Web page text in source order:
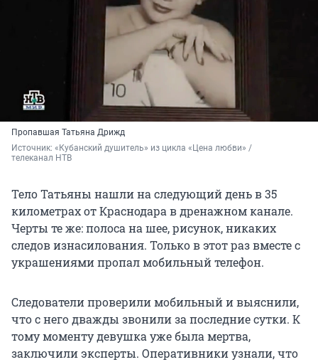
Пропавшая Татьяна Дрижд
Источник: «Кубанский душитель» из цикла «Цена любви» /
телеканал НТВ
Тело Татьяны нашли на следующий день в 35
километрах от Краснодара в дренажном канале.
Черты те же: полоса на шее, рисунок, никаких
следов изнасилования. Только в этот раз вместе с
украшениями пропал мобильный телефон.
Следователи проверили мобильный и выяснили,
что с него дважды звонили за последние сутки. К
тому моменту девушка уже была мертва,
заключили эксперты. Оперативники узнали, что